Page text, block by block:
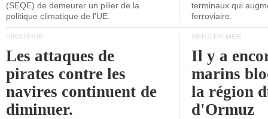
(SEQE) de demeurer un pilier de la
politique climatique de l'UE.
terminaux qui
ferroviaire.
PIRATERIE
Les attaques de
pirates contre les
navires continuent de
diminuer.
GENS DE MER
Il y a
marins
la région
d'Ormuz